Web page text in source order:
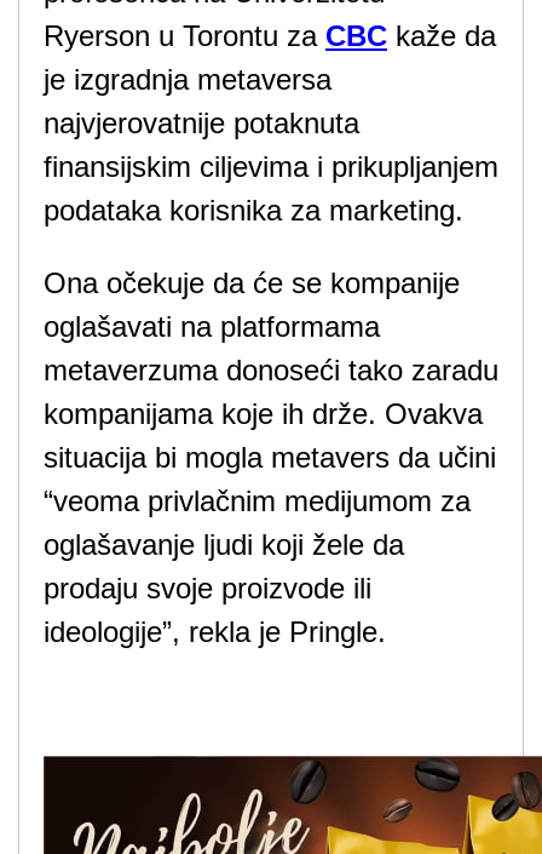
Ryerson u Torontu za CBC kaže da
je izgradnja metaversa
najvjerovatnije potaknuta
finansijskim ciljevima i prikupljanjem
podataka korisnika za marketing.
Ona očekuje da će se kompanije
oglašavati na platformama
metaverzuma donoseći tako zaradu
kompanijama koje ih drže. Ovakva
situacija bi mogla metavers da učini
“veoma privlačnim medijumom za
oglašavanje ljudi koji žele da
prodaju svoje proizvode ili
ideologije”, rekla je Pringle.